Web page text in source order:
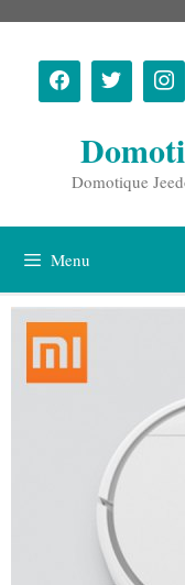
contenu
Domotique
Menu